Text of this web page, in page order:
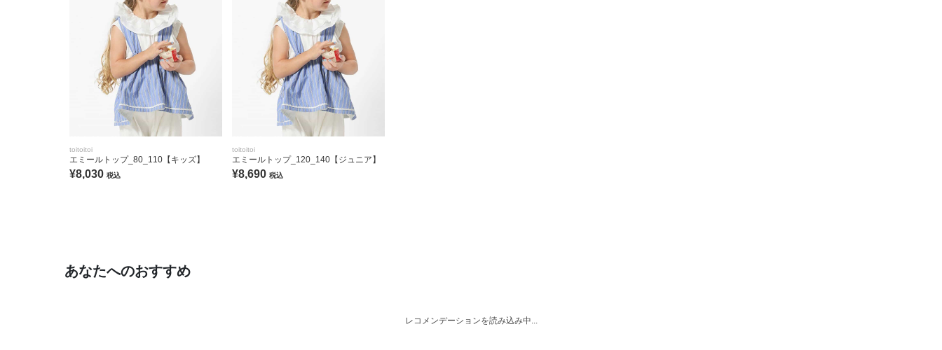
toitoitoi
エミールトップ_80_110【キッズ】
¥8,030 税込
toitoitoi
エミールトップ_120_140【ジュニア】
¥8,690 税込
あなたへのおすすめ
レコメンデーションを読み込み中...